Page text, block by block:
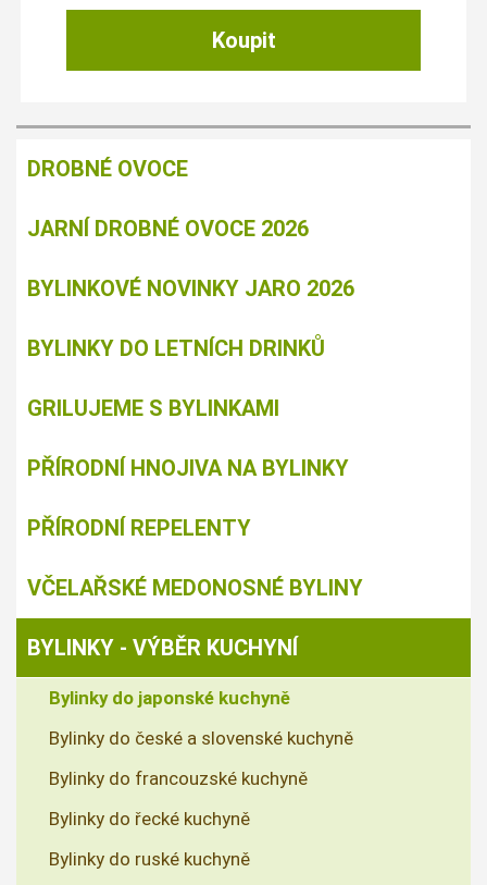
DROBNÉ OVOCE
JARNÍ DROBNÉ OVOCE 2026
BYLINKOVÉ NOVINKY JARO 2026
BYLINKY DO LETNÍCH DRINKŮ
GRILUJEME S BYLINKAMI
PŘÍRODNÍ HNOJIVA NA BYLINKY
PŘÍRODNÍ REPELENTY
VČELAŘSKÉ MEDONOSNÉ BYLINY
BYLINKY - VÝBĚR KUCHYNÍ
Bylinky do japonské kuchyně
Bylinky do české a slovenské kuchyně
Bylinky do francouzské kuchyně
Bylinky do řecké kuchyně
Bylinky do ruské kuchyně